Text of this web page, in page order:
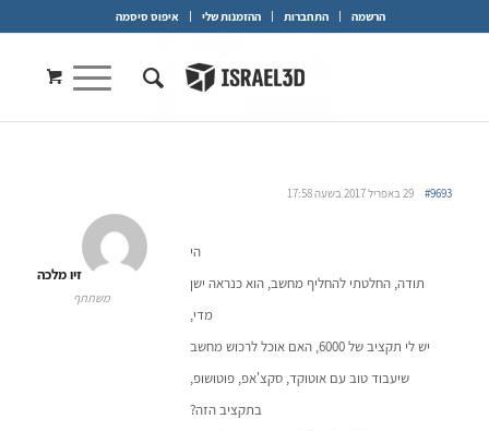
הרשמה התחברות ההזמנות שלי איפוס סיסמה
29 באפריל 2017 בשעה 17:58 #9693
זיו מלכה
משתתף
הי
תודה, החלטתי להחליף מחשב, הוא כנראה ישן
מדי,
יש לי תקציב של 6000, האם אוכל לרכוש מחשב
שיעבוד טוב עם אוטוקד, סקצ'אפ, פוטושופ,
בתקציב הזה?